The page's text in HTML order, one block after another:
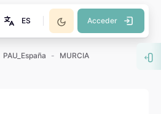
ES Acceder
PAU_España
MURCIA